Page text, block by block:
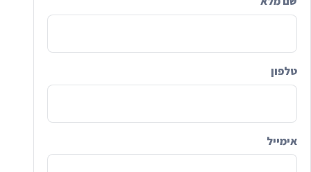
טלפון
אימייל